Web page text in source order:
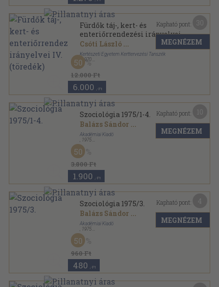
Fürdők táj-, kert- és
enteriőrrendezési irányelvei
IV. (töredék)
Csóti László ...
Kertészeti Egyetem Kerttervezési Tanszék
, 1970
Könyvkötői kötés
12.000 Ft
50
6.000 ,-Ft
Kapható pont:
MEGNÉZEM
Szociológia 1975/1-4.
Balázs Sándor ...
Akadémiai Kiadó
1975
Könyvkötői kötés
Szociológia sorozat
3.800 Ft
50
1.900 ,-Ft
Kapható pont:
MEGNÉZEM
Szociológia 1975/3.
Balázs Sándor ...
Akadémiai Kiadó
1975
Ragasztott papírkötés
Szociológia sorozat
960 Ft
50
480 ,-Ft
Kapható pont:
MEGNÉZEM